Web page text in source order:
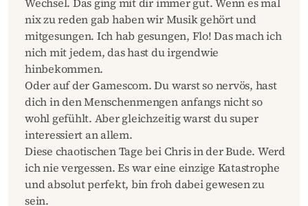
nix zu reden gab haben wir Musik gehört und
mitgesungen. Ich hab gesungen, Flo! Das mach ich
nich mit jedem, das hast du irgendwie
hinbekommen.
Oder auf der Gamescom. Du warst so nervös, hast
dich in den Menschenmengen anfangs nicht so
wohl gefühlt. Aber gleichzeitig warst du super
interessiert an allem.
Diese chaotischen Tage bei Chris in der Bude. Werd
ich nie vergessen. Es war eine einzige Katastrophe
und absolut perfekt, bin froh dabei gewesen zu
sein.